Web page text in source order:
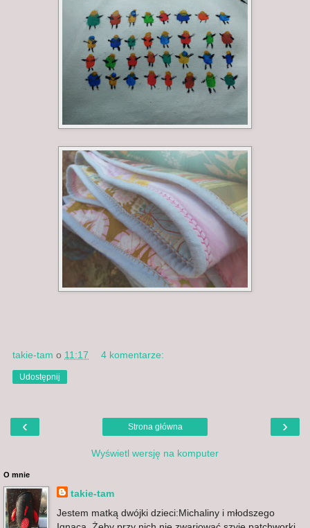
takie-tam o 11:17 4 komentarze:
Udostępnij
‹ ›
Strona główna
Wyświetl wersję na komputer
O mnie
takie-tam
Jestem matką dwójki dzieci:Michaliny i młodszego